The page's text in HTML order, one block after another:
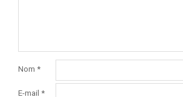
Nom *
E-mail *